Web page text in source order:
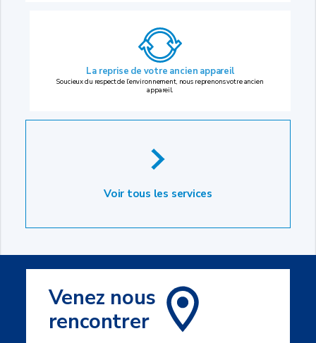
La reprise de votre ancien appareil
Soucieux du respect de l’environnement, nous reprenons votre ancien
appareil.
Voir tous les services
Venez nous
rencontrer